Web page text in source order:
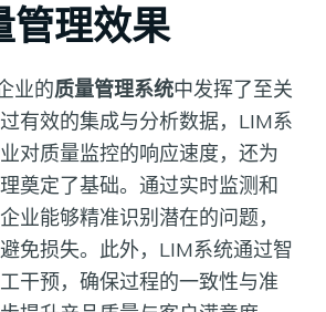
管理效果
业的质量管理系统中发挥了至关
有效的集成与分析数据，LIM系
对质量监控的响应速度，还为
奠定了基础。通过实时监测和
业能够精准识别潜在的问题，
免损失。此外，LIM系统通过智
干预，确保过程的一致性与准